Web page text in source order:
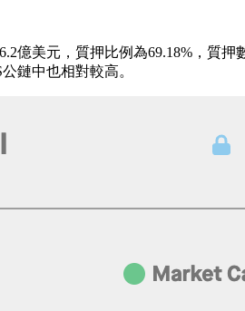
億美元，質押比例為69.18%，質
鏈中也相對較高。